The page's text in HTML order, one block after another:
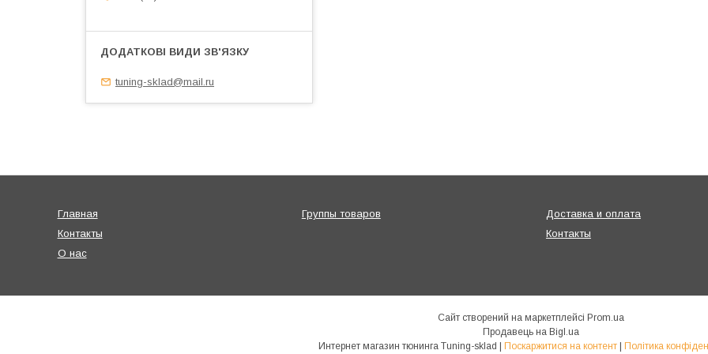
tuning-sklad@mail.ru
Главная
Контакты
О нас
Группы товаров
Доставка и оплата
Контакты
Сайт створений на маркетплейсі Prom.ua
Продавець на Bigl.ua
Интернет магазин тюнинга Tuning-sklad | Поскаржитися на контент | Політика